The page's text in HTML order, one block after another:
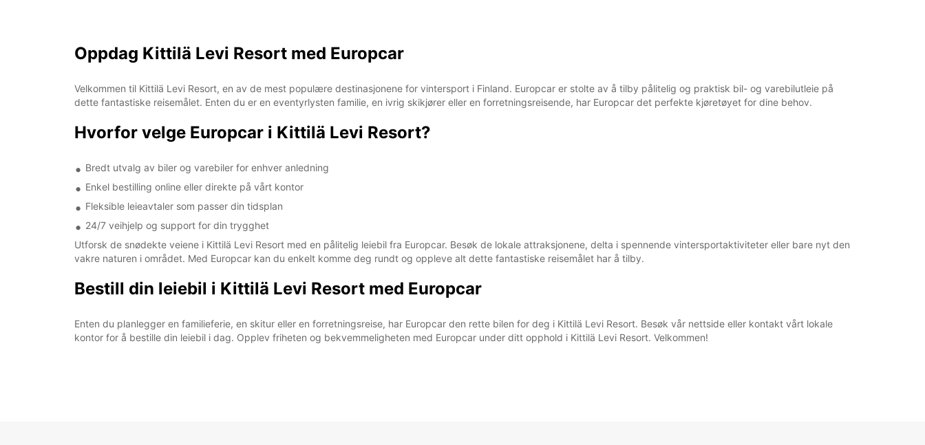
Oppdag Kittilä Levi Resort med Europcar
Velkommen til Kittilä Levi Resort, en av de mest populære destinasjonene for vintersport i Finland. Europcar er stolte av å tilby pålitelig og praktisk bil- og varebilutleie på
dette fantastiske reisemålet. Enten du er en eventyrlysten familie, en ivrig skikjører eller en forretningsreisende, har Europcar det perfekte kjøretøyet for dine behov.
Hvorfor velge Europcar i Kittilä Levi Resort?
Bredt utvalg av biler og varebiler for enhver anledning
Enkel bestilling online eller direkte på vårt kontor
Fleksible leieavtaler som passer din tidsplan
24/7 veihjelp og support for din trygghet
Utforsk de snødekte veiene i Kittilä Levi Resort med en pålitelig leiebil fra Europcar. Besøk de lokale attraksjonene, delta i spennende vintersportaktiviteter eller bare nyt den
vakre naturen i området. Med Europcar kan du enkelt komme deg rundt og oppleve alt dette fantastiske reisemålet har å tilby.
Bestill din leiebil i Kittilä Levi Resort med Europcar
Enten du planlegger en familieferie, en skitur eller en forretningsreise, har Europcar den rette bilen for deg i Kittilä Levi Resort. Besøk vår nettside eller kontakt vårt lokale
kontor for å bestille din leiebil i dag. Opplev friheten og bekvemmeligheten med Europcar under ditt opphold i Kittilä Levi Resort. Velkommen!